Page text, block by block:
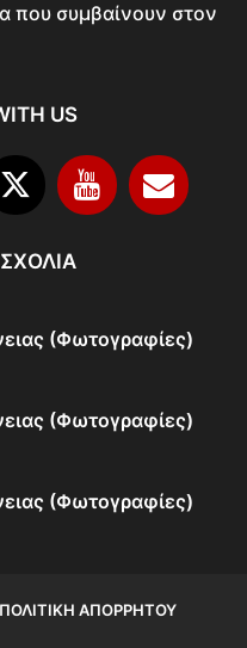
που συμβαίνουν στον
US
(Φωτογραφίες)
(Φωτογραφίες)
(Φωτογραφίες)
ΠΟΛΙΤΙΚΉ ΑΠΟΡΡΉΤΟΥ